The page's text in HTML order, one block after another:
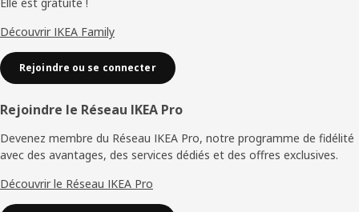
Découvrir IKEA Family
Rejoindre ou se connecter
Rejoindre le Réseau IKEA Pro
Devenez membre du Réseau IKEA Pro, notre programme de fidélité
avec des avantages, des services dédiés et des offres exclusives.
Découvrir le Réseau IKEA Pro